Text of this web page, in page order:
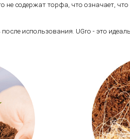
не содержат торфа, что означает,
использования. UGro - это